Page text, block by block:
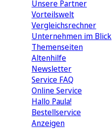
Unsere Partner
Vorteilswelt
Vergleichsrechner
Unternehmen im Blick
Themenseiten
Altenhilfe
Newsletter
Service FAQ
Online Service
Hallo Paula!
Bestellservice
Anzeigen